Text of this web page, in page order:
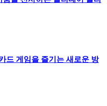
드 게임을 즐기는 새로운 방